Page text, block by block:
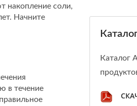
накопление соли,
Начните
в течение
Каталог